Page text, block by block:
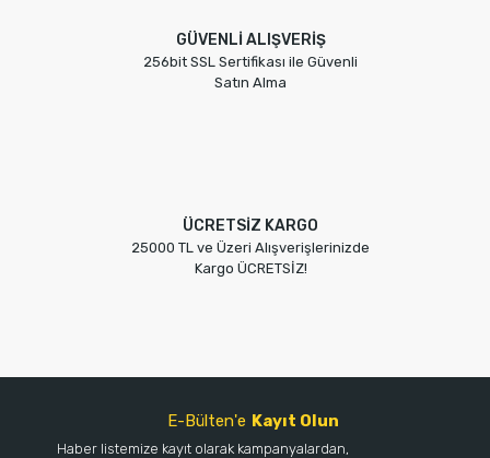
GÜVENLİ ALIŞVERİŞ
256bit SSL Sertifikası ile Güvenli
Satın Alma
ÜCRETSİZ KARGO
25000 TL ve Üzeri Alışverişlerinizde
Kargo ÜCRETSİZ!
E-Bülten'e Kayıt Olun
Haber listemize kayıt olarak kampanyalardan,